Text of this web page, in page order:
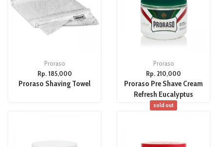
Proraso
Rp. 185,000
Proraso Shaving Towel
Proraso
Rp. 210,000
Proraso Pre Shave Cream
Refresh Eucalyptus
sold out